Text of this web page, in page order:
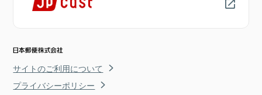
サイトのご利用について
プライバシーポリシー